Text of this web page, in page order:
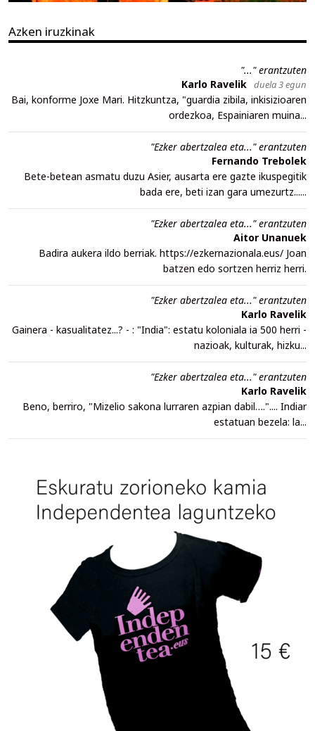
Azken iruzkinak
"..." erantzuten
Karlo Ravelik duela 3 egun
Bai, konforme Joxe Mari. Hitzkuntza, "guardia zibila, inkisizioaren
ordezkoa, Espainiaren muina...
"Ezker abertzalea eta..." erantzuten
Fernando Trebolek
Bete-betean asmatu duzu Asier, ausarta ere gazte ikuspegitik
bada ere, beti izan gara umezurtz......
"Ezker abertzalea eta..." erantzuten
Aitor Unanuek
Badira aukera ildo berriak. https://ezkernazionala.eus/ Joan
batzen edo sortzen herriz herri.
"Ezker abertzalea eta..." erantzuten
Karlo Ravelik
Gainera - kasualitatez...? - : "India": estatu koloniala ia 500 herri -
nazioak, kulturak, hizku...
"Ezker abertzalea eta..." erantzuten
Karlo Ravelik
Beno, berriro, "Mizelio sakona lurraren azpian dabil….".... Indiar
estatuan bezela: la...